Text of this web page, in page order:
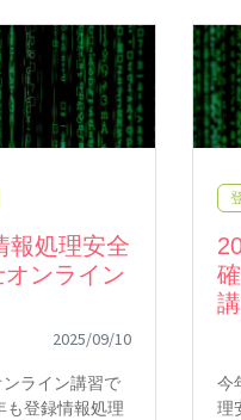
報処理安全
ンライン
2025/09/10
ライン講習で
も登録情報処理
今
理